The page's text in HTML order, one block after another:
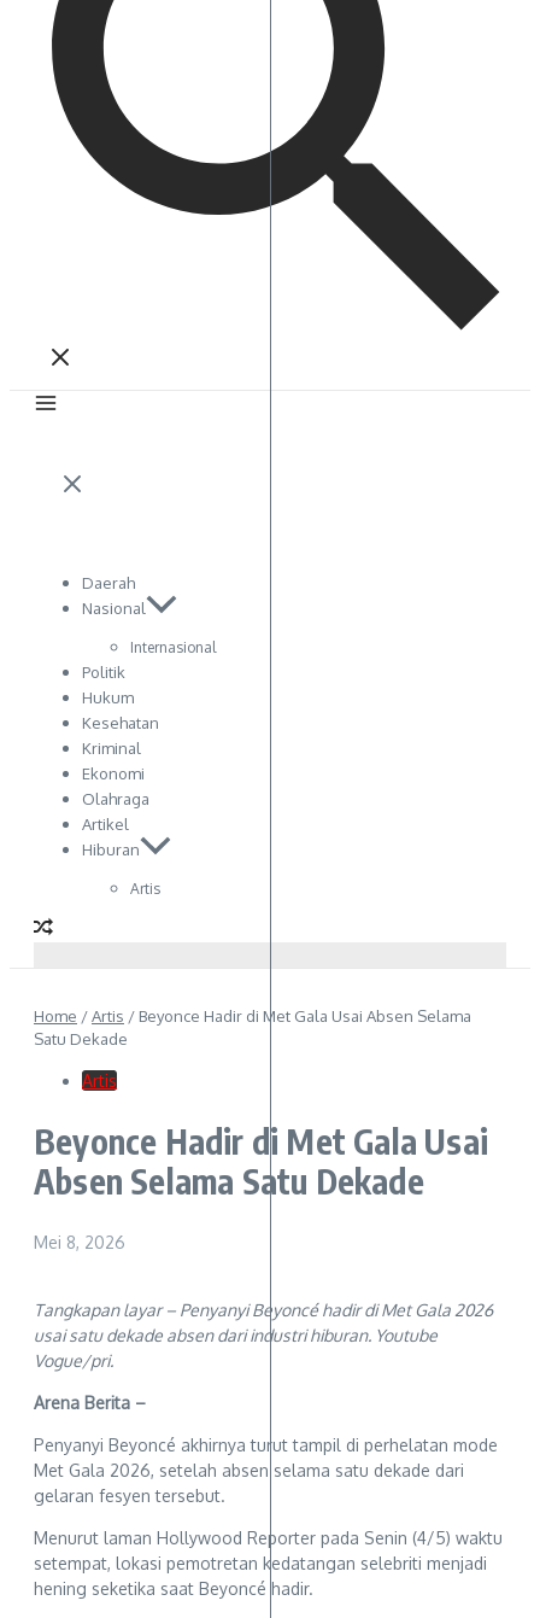
Daerah
Nasional
Internasional
Politik
Hukum
Kesehatan
Kriminal
Ekonomi
Olahraga
Artikel
Hiburan
Artis
Home /Artis / Beyonce Hadir di Met Gala Usai Absen Selama
Satu Dekade
Artis
Beyonce Hadir di Met Gala Usai
Absen Selama Satu Dekade
Mei 8, 2026
Tangkapan layar – Penyanyi Beyoncé hadir di Met Gala 2026
usai satu dekade absen dari industri hiburan. Youtube
Vogue/pri.
Arena Berita –
Penyanyi Beyoncé akhirnya turut tampil di perhelatan mode
Met Gala 2026, setelah absen selama satu dekade dari
gelaran fesyen tersebut.
Menurut laman Hollywood Reporter pada Senin (4/5) waktu
setempat, lokasi pemotretan kedatangan selebriti menjadi
hening seketika saat Beyoncé hadir.